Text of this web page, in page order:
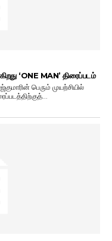
‘ONE MAN’ திரைப்படம்
பெரும் முயற்சியில்